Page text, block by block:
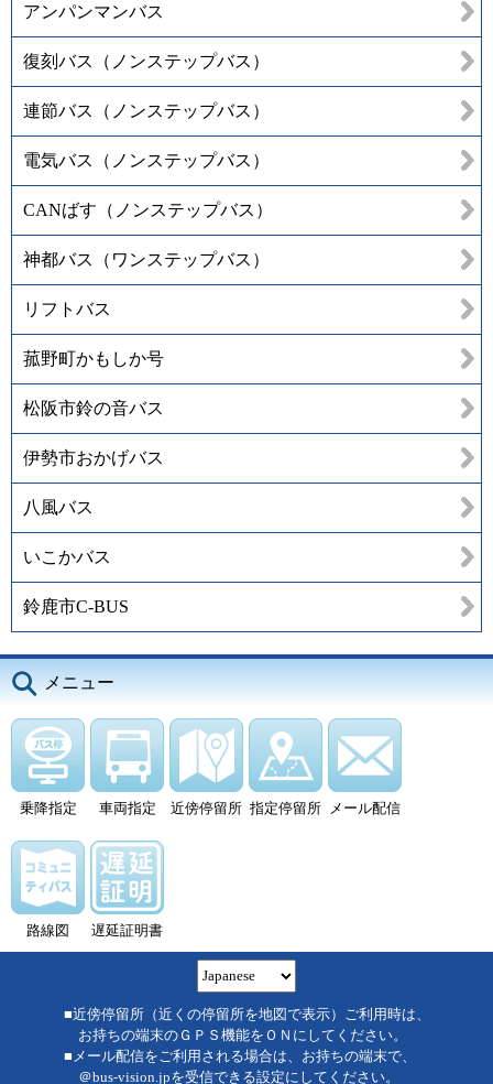
アンパンマンバス
復刻バス（ノンステップバス）
連節バス（ノンステップバス）
電気バス（ノンステップバス）
CANばす（ノンステップバス）
神都バス（ワンステップバス）
リフトバス
菰野町かもしか号
松阪市鈴の音バス
伊勢市おかげバス
八風バス
いこかバス
鈴鹿市C-BUS
メニュー
乗降指定 車両指定 近傍停留所 指定停留所 メール配信
路線図 遅延証明書
■近傍停留所（近くの停留所を地図で表示）ご利用時は、
お持ちの端末のＧＰＳ機能をＯＮにしてください。
■メール配信をご利用される場合は、お持ちの端末で、
＠bus-vision.jpを受信できる設定にしてください。